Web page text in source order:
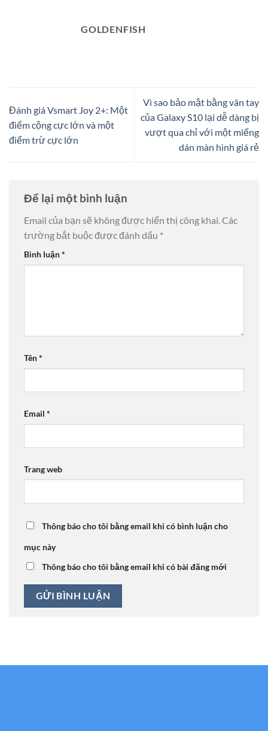
GOLDENFISH
Đánh giá Vsmart Joy 2+: Một
điểm cộng cực lớn và một
điểm trừ cực lớn
Vì sao bảo mật bằng vân tay
của Galaxy S10 lại dễ dàng bị
vượt qua chỉ với một miếng
dán màn hình giá rẻ
Để lại một bình luận
Email của bạn sẽ không được hiển thị công khai.Các
trường bắt buộc được đánh dấu *
Bình luận*
Tên*
Email *
Trang web
Thông báo cho tôi bằng email khi có bình luận cho
mục này
Thông báo cho tôi bằng email khi có bài đăng mới